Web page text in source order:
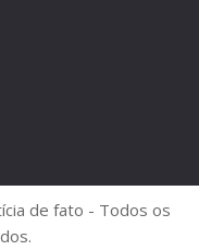
de fato - Todos os